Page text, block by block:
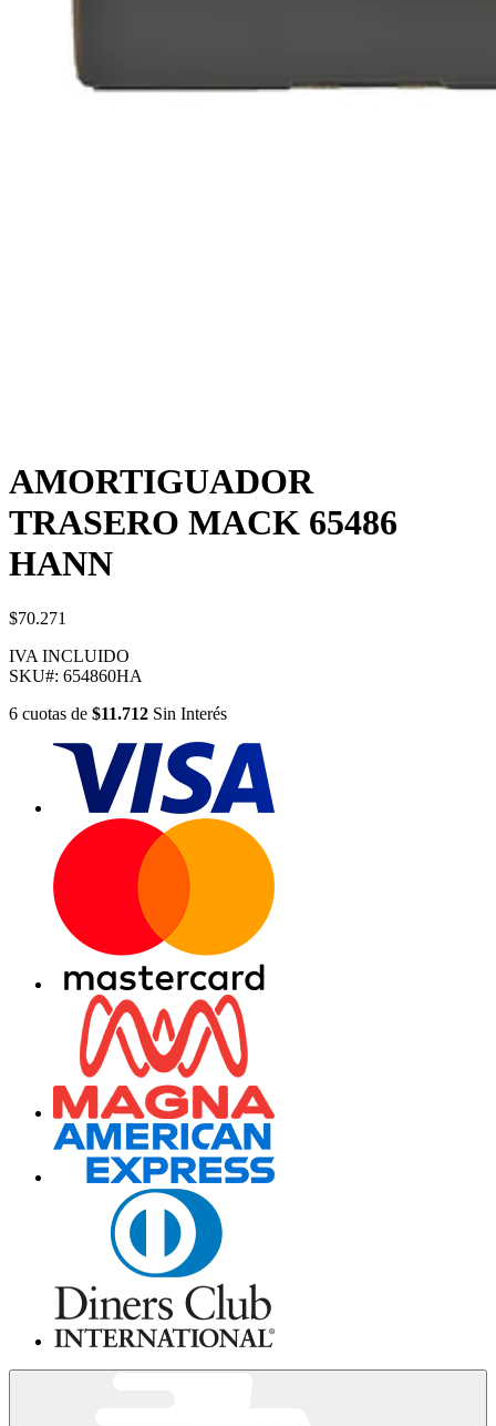
AMORTIGUADOR
TRASERO MACK 65486
HANN
$70.271
IVA INCLUIDO
SKU#: 654860HA
6 cuotas de $11.712 Sin Interés